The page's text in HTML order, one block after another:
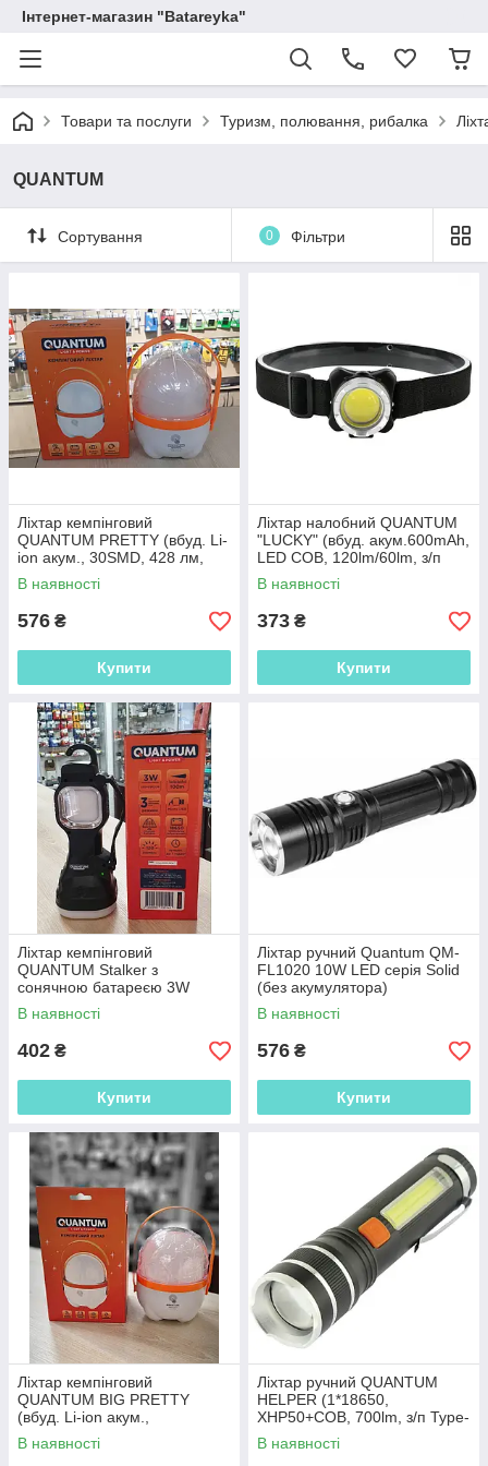
Інтернет-магазин "Batareyka"
Товари та послуги Туризм, полювання, рибалка
QUANTUM
Сортування 0 Фільтри
Ліхтар кемпінговий
QUANTUM PRETTY (вбуд. Li-
ion акум., 30SMD, 428 лм,
2,5годин, димер, сенсор)
В наявності
576 ₴
Купити
Ліхтар налобний QUANTUM
"LUCKY" (вбуд. акум.600mAh,
LED COB, 120lm/60lm, з/п
micro USB)
В наявності
373 ₴
Купити
Ліхтар кемпінговий
QUANTUM Stalker з
сонячною батареєю 3W
LED+2W COB, з/п USB
В наявності
402 ₴
Купити
Ліхтар ручний Quantum QM-
FL1020 10W LED серія Solid
(без акумулятора)
В наявності
576 ₴
Купити
Ліхтар кемпінговий
QUANTUM BIG PRETTY
(вбуд. Li-ion акум.,
5W/40SMD, 500лм, 3год,
дімер, сенсор)
В наявності
Ліхтар ручний QUANTUM
HELPER (1*18650,
XHP50+COB, 700lm, з/п Type-
C, 4 реж, Red Led, кліпса)
В наявності